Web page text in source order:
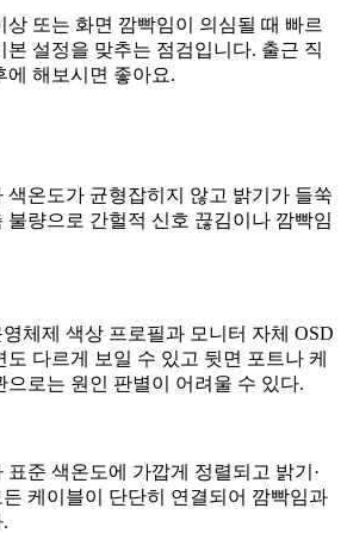
상 또는 화면 깜빡임이 의심될 때 빠르
설정을 맞추는 점검입니다. 출근 직
에 해보시면 좋아요.
색온도가 균형잡히지 않고 밝기가 들쑥
불량으로 간헐적 신호 끊김이나 깜빡임
체제 색상 프로필과 모니터 자체 OSD
다르게 보일 수 있고 뒷면 포트나 케
으로는 원인 판별이 어려울 수 있다.
표준 색온도에 가깝게 정렬되고 밝기·
케이블이 단단히 연결되어 깜빡임과